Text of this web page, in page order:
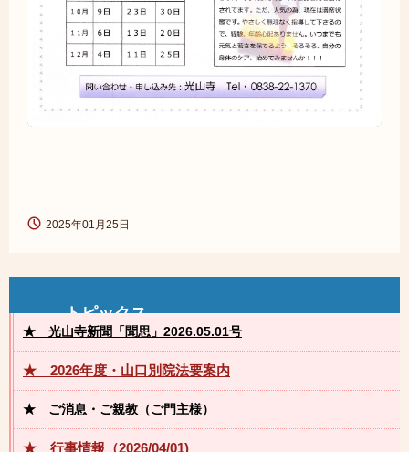
2025年01月25日
トピックス
★ 光山寺新聞「聞思」 2026.05.01号
★ 2026年度・山口別院法要案内
★ ご消息・ご親教 （ご門主様）
★ 行事情報（2026/04/01)